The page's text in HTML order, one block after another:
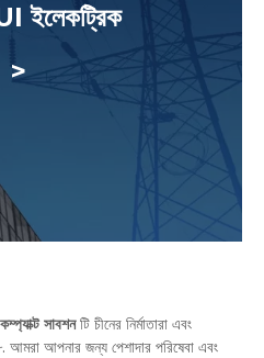
ইলেকট্রিক
>
কম্প্যাক্ট সাবশনটি চীনের নির্মাতারা এবং
আমরা আপনার জন্য পেশাদার পরিষেবা এবং